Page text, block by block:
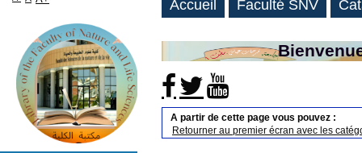
A partir de cette page vous pouvez :
Retourner au premier écran avec les
Accueil Faculté SNV